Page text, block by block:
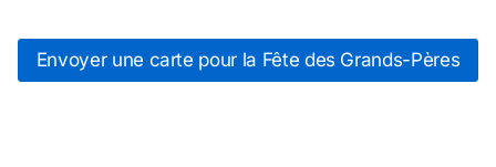
Envoyer une carte pour la Fête des Grands-Pères